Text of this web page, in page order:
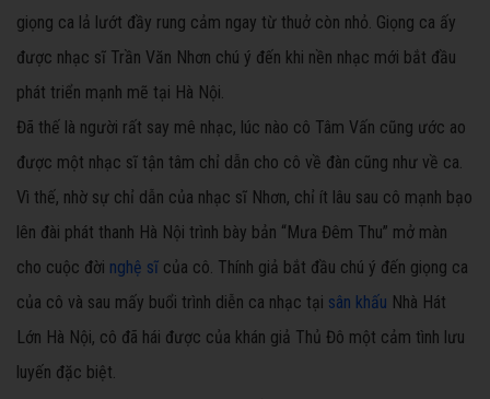
giọng ca lả lướt đầy rung cảm ngay từ thuở còn nhỏ. Giọng ca ấy
được nhạc sĩ Trần Văn Nhơn chú ý đến khi nền nhạc mới bắt đầu
phát triển mạnh mẽ tại Hà Nội.
Đã thế là người rất say mê nhạc, lúc nào cô Tâm Vấn cũng ước ao
được một nhạc sĩ tận tâm chỉ dẫn cho cô về đàn cũng như về ca.
Vì thế, nhờ sự chỉ dẫn của nhạc sĩ Nhơn, chỉ ít lâu sau cô mạnh bạo
lên đài phát thanh Hà Nội trình bày bản “Mưa Đêm Thu” mở màn
cho cuộc đời nghệ sĩ của cô. Thính giả bắt đầu chú ý đến giọng ca
của cô và sau mấy buổi trình diễn ca nhạc tại sân khấu Nhà Hát
Lớn Hà Nội, cô đã hái được của khán giả Thủ Đô một cảm tình lưu
luyến đặc biệt.